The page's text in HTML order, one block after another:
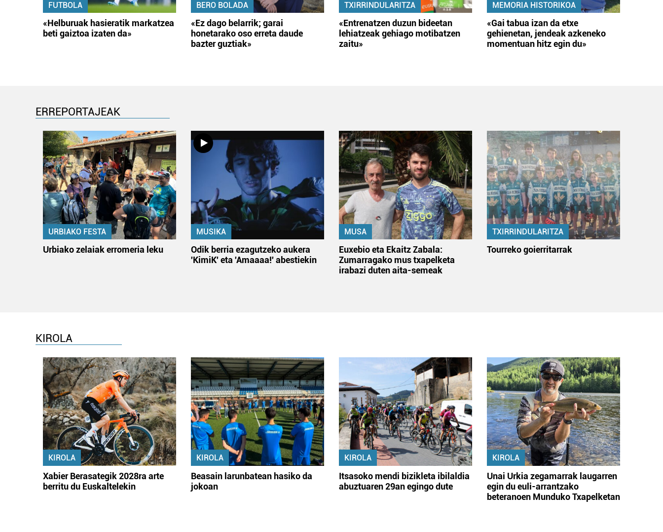
FUTBOLA
«Helburuak hasieratik markatzea
beti gaiztoa izaten da»
BERO BOLADA
«Ez dago belarrik; garai
honetarako oso erreta daude
bazter guztiak»
TXIRRINDULARITZA
«Entrenatzen duzun bideetan
lehiatzeak gehiago motibatzen
zaitu»
MEMORIA HISTORIKOA
«Gai tabua izan da etxe
gehienetan, jendeak azkeneko
momentuan hitz egin du»
ERREPORTAJEAK
URBIAKO FESTA
Urbiako zelaiak erromeria leku
MUSIKA
Odik berria ezagutzeko aukera
'KimiK' eta 'Amaaaa!' abestiekin
MUSA
Euxebio eta Ekaitz Zabala:
Zumarragako mus txapelketa
irabazi duten aita-semeak
TXIRRINDULARITZA
Tourreko goierritarrak
KIROLA
KIROLA
Xabier Berasategik 2028ra arte
berritu du Euskaltelekin
KIROLA
Beasain larunbatean hasiko da
jokoan
KIROLA
Itsasoko mendi bizikleta ibilaldia
abuztuaren 29an egingo dute
KIROLA
Unai Urkia zegamarrak laugarren
egin du euli-arrantzako
beteranoen Munduko Txapelketan